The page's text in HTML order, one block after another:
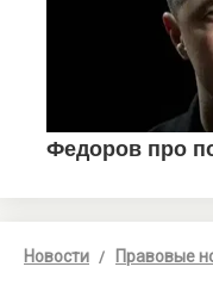
Новости Правовые